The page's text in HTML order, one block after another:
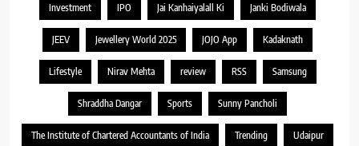
Investment IPO Jai Kanhaiyalall Ki Janki Bodiwala
JEEV Jewellery World 2025 JOJO App Kadaknath
Lifestyle Nirav Mehta review RSS Samsung
Shraddha Dangar Sports Sunny Pancholi
The Institute of Chartered Accountants of India Trending Udaipur